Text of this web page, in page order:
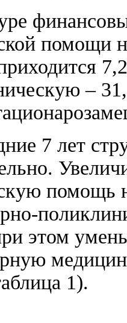
помощи
–
7 лет
помощь
этом
1).